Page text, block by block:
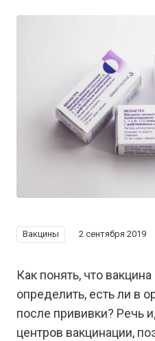
Вакцины 2 сентября 2019
Как понять, что
определить, есть ли в
после прививки? Речь
центров вакцинации,